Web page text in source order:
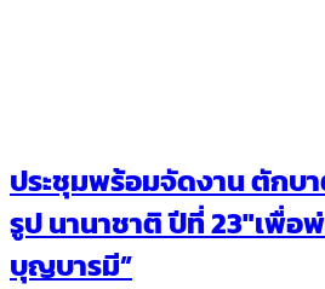
ประชุมพร้อมจัดงาน ตักบ
รูป นานาชาติ ปีที่ 23″เพื่อ
บุญบารมี”